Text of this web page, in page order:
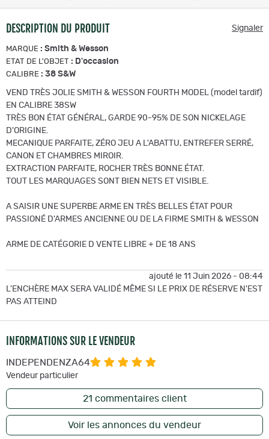
DESCRIPTION DU PRODUIT Signaler
MARQUE : Smith & Wesson
ETAT DE L'OBJET : D'occasion
CALIBRE : 38 S&W
VEND TRÈS JOLIE SMITH & WESSON FOURTH MODEL (model tardif)
EN CALIBRE 38SW
TRÈS BON ÉTAT GÉNÉRAL, GARDE 90-95% DE SON NICKELAGE
D'ORIGINE.
MECANIQUE PARFAITE, ZÉRO JEU A L'ABATTU, ENTREFER SERRÉ,
CANON ET CHAMBRES MIROIR.
EXTRACTION PARFAITE, ROCHER TRÈS BONNE ÉTAT.
TOUT LES MARQUAGES SONT BIEN NETS ET VISIBLE.
A SAISIR UNE SUPERBE ARME EN TRÈS BELLES ÉTAT POUR
PASSIONÉ D'ARMES ANCIENNE OU DE LA FIRME SMITH & WESSON
ARME DE CATÉGORIE D VENTE LIBRE + DE 18 ANS
ajouté le 11 Juin 2026 - 08:44
L'ENCHÈRE MAX SERA VALIDÉ MÊME SI LE PRIX DE RÉSERVE N'EST
PAS ATTEIND
INFORMATIONS SUR LE VENDEUR
INDEPENDENZA64
Vendeur particulier
21 commentaires client
Voir les annonces du vendeur